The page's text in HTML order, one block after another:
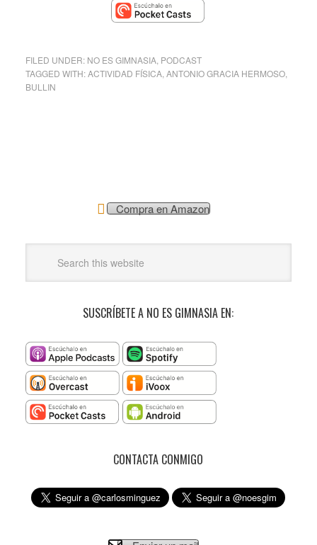
FILED UNDER: NO ES GIMNASIA, PODCAST
TAGGED WITH:ACTIVIDAD FÍSICA, ANTONIO GRACIA HERMOSO,
BULLIN
Compra en Amazon
SUSCRÍBETE A NO ES GIMNASIA EN:
CONTACTA CONMIGO